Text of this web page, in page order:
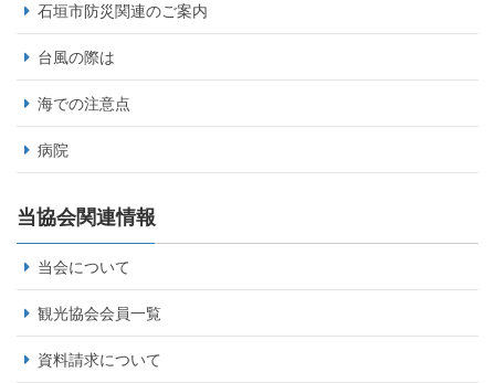
石垣市防災関連のご案内
台風の際は
海での注意点
病院
当協会関連情報
当会について
観光協会会員一覧
資料請求について